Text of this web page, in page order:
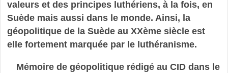
valeurs et des principes luthériens, à la fois, en
Suède mais aussi dans le monde. Ainsi, la
géopolitique de la Suède au XXème siècle est
elle fortement marquée par le luthéranisme.
Mémoire de géopolitique rédigé au CID dans le